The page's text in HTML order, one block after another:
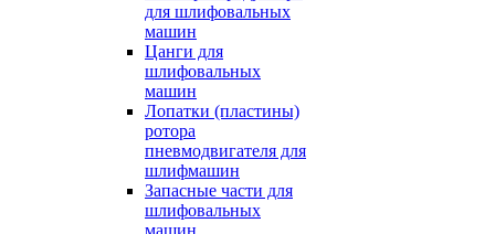
для шлифовальных
машин
Цанги для
шлифовальных
машин
Лопатки (пластины)
ротора
пневмодвигателя для
шлифмашин
Запасные части для
шлифовальных
машин